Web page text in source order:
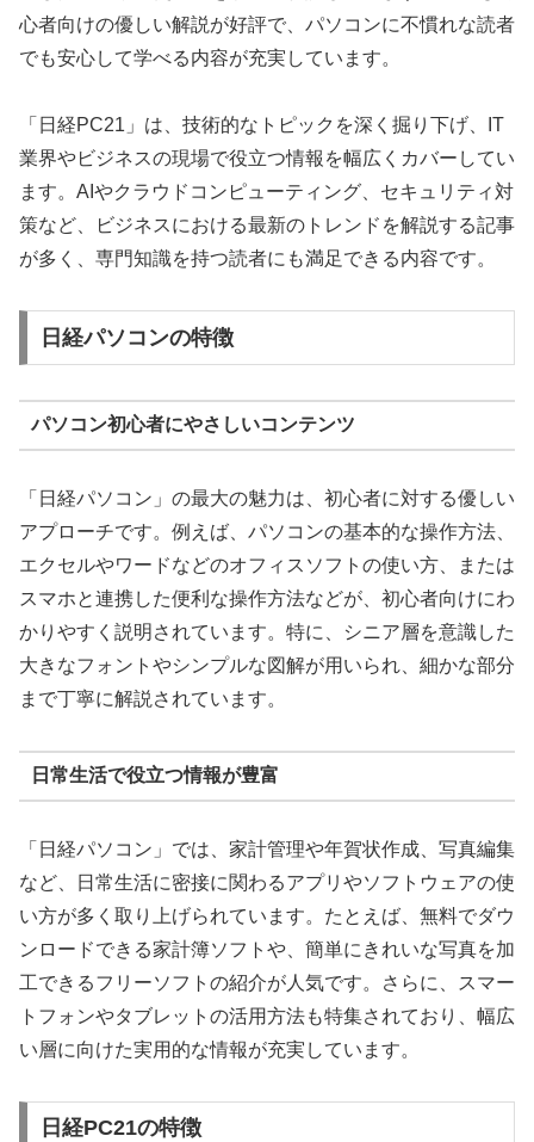
心者向けの優しい解説が好評で、パソコンに不慣れな読者
でも安心して学べる内容が充実しています。
「日経PC21」は、技術的なトピックを深く掘り下げ、IT
業界やビジネスの現場で役立つ情報を幅広くカバーしてい
ます。AIやクラウドコンピューティング、セキュリティ対
策など、ビジネスにおける最新のトレンドを解説する記事
が多く、専門知識を持つ読者にも満足できる内容です。
日経パソコンの特徴
パソコン初心者にやさしいコンテンツ
「日経パソコン」の最大の魅力は、初心者に対する優しい
アプローチです。例えば、パソコンの基本的な操作方法、
エクセルやワードなどのオフィスソフトの使い方、または
スマホと連携した便利な操作方法などが、初心者向けにわ
かりやすく説明されています。特に、シニア層を意識した
大きなフォントやシンプルな図解が用いられ、細かな部分
まで丁寧に解説されています。
日常生活で役立つ情報が豊富
「日経パソコン」では、家計管理や年賀状作成、写真編集
など、日常生活に密接に関わるアプリやソフトウェアの使
い方が多く取り上げられています。たとえば、無料でダウ
ンロードできる家計簿ソフトや、簡単にきれいな写真を加
工できるフリーソフトの紹介が人気です。さらに、スマー
トフォンやタブレットの活用方法も特集されており、幅広
い層に向けた実用的な情報が充実しています。
日経PC21の特徴